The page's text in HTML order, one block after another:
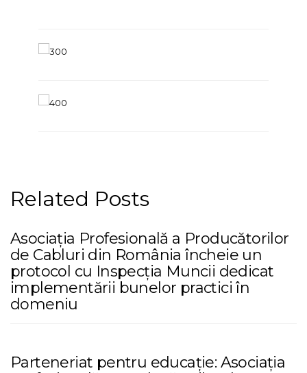
Related Posts
Asociația Profesională a Producătorilor
de Cabluri din România încheie un
protocol cu Inspecția Muncii dedicat
implementării bunelor practici în
domeniu
Parteneriat pentru educație: Asociația